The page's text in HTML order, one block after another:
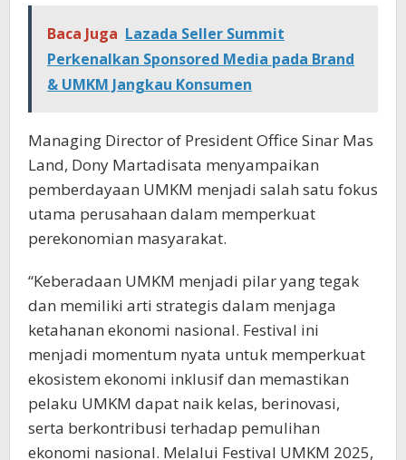
Baca Juga Lazada Seller Summit
Perkenalkan Sponsored Media pada Brand
& UMKM Jangkau Konsumen
Managing Director of President Office Sinar Mas
Land, Dony Martadisata menyampaikan
pemberdayaan UMKM menjadi salah satu fokus
utama perusahaan dalam memperkuat
perekonomian masyarakat.
“Keberadaan UMKM menjadi pilar yang tegak
dan memiliki arti strategis dalam menjaga
ketahanan ekonomi nasional. Festival ini
menjadi momentum nyata untuk memperkuat
ekosistem ekonomi inklusif dan memastikan
pelaku UMKM dapat naik kelas, berinovasi,
serta berkontribusi terhadap pemulihan
ekonomi nasional. Melalui Festival UMKM 2025,